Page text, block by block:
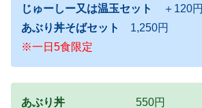
じゅーしー又は温玉セット
＋120円
あぶり丼そばセット
1,250円
※一日5食限定
あぶり丼 550円